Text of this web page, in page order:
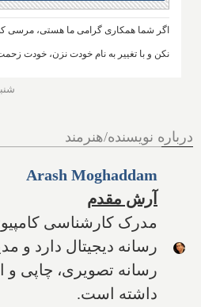
اگر شما همکاری گرامی ما هستی، مرسی
نکن و با تغییر به نام خودت نزن، خودت
شنبه,
درباره نویسنده/هنرمند
Arash Moghaddam
آرش مقدم
مدرک کارشناسی
رسانه تصویری، چاپی و
داشته است.